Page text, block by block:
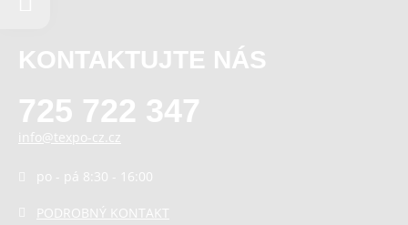
KONTAKTUJTE NÁS
725 722 347
info@texpo-cz.cz
po - pá 8:30 - 16:00
PODROBNÝ KONTAKT